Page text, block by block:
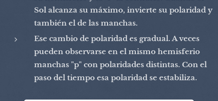
Sol alcanza su máximo, invierte su polaridad y
también el de las manchas.
Ese cambio de polaridad es gradual. A veces
pueden observarse en el mismo hemisferio
manchas "p" con polaridades distintas. Con el
paso del tiempo esa polaridad se estabiliza.